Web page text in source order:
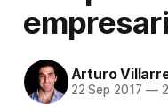
Arturo
22 Sep 2017 —2